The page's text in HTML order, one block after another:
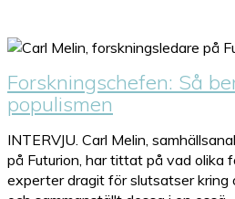
Forskningschefen: Så
populismen
INTERVJU. Carl Melin,
på Futurion, har tittat på vad olika
experter dragit för slutsatser kring